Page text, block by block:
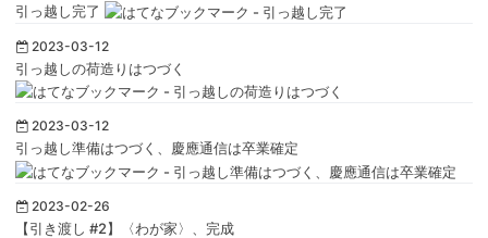
引っ越し完了
2023-03-12
引っ越しの荷造りはつづく
2023-03-12
引っ越し準備はつづく、慶應通信は卒業確定
2023-02-26
【引き渡し #2】〈わが家〉、完成